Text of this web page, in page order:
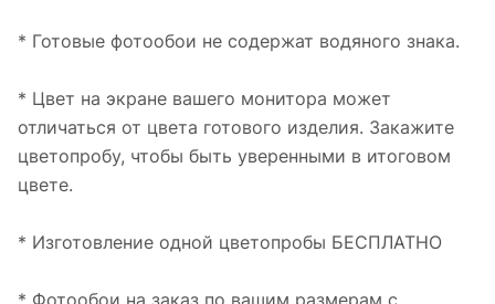
* Готовые фотообои не содержат водяного знака.
* Цвет на экране вашего монитора может
отличаться от цвета готового изделия. Закажите
цветопробу, чтобы быть уверенными в итоговом
цвете.
* Изготовление одной цветопробы БЕСПЛАТНО